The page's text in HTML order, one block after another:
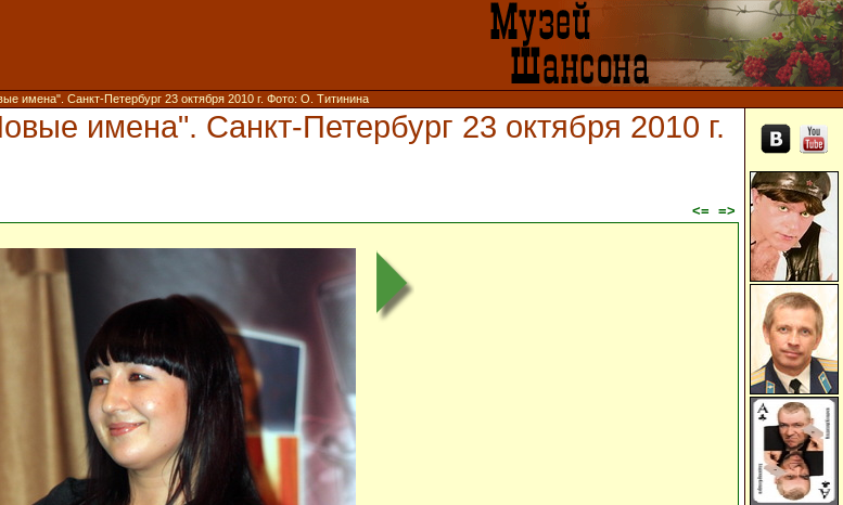
имена". Санкт-Петербург 23 октября 2010 г. Фото: О. Титинина
имена". Санкт-Петербург 23 октября 2010 г.
<= =>